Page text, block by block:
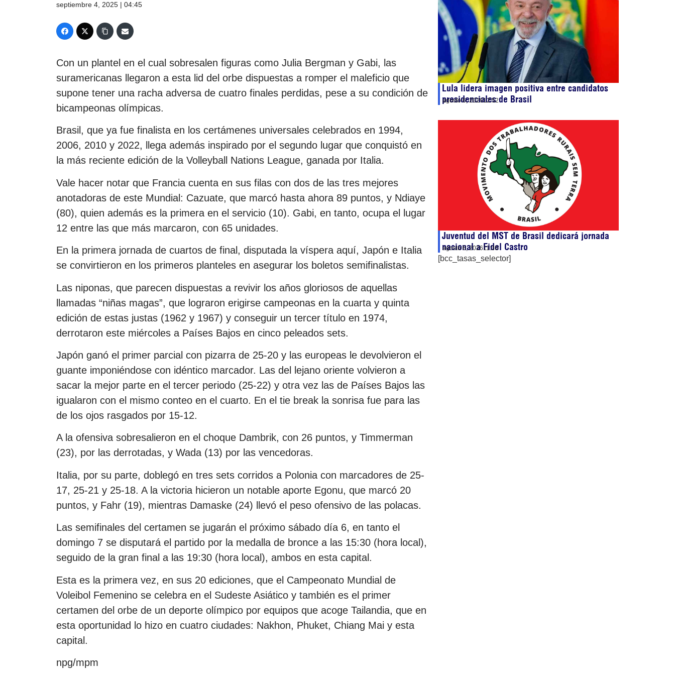
septiembre 4, 2025 | 04:45
Con un plantel en el cual sobresalen figuras como Julia Bergman y Gabi, las
suramericanas llegaron a esta lid del orbe dispuestas a romper el maleficio que
supone tener una racha adversa de cuatro finales perdidas, pese a su condición de
bicampeonas olímpicas.
Brasil, que ya fue finalista en los certámenes universales celebrados en 1994,
2006, 2010 y 2022, llega además inspirado por el segundo lugar que conquistó en
la más reciente edición de la Volleyball Nations League, ganada por Italia.
Vale hacer notar que Francia cuenta en sus filas con dos de las tres mejores
anotadoras de este Mundial: Cazuate, que marcó hasta ahora 89 puntos, y Ndiaye
(80), quien además es la primera en el servicio (10). Gabi, en tanto, ocupa el lugar
12 entre las que más marcaron, con 65 unidades.
En la primera jornada de cuartos de final, disputada la víspera aquí, Japón e Italia
se convirtieron en los primeros planteles en asegurar los boletos semifinalistas.
Las niponas, que parecen dispuestas a revivir los años gloriosos de aquellas
llamadas “niñas magas”, que lograron erigirse campeonas en la cuarta y quinta
edición de estas justas (1962 y 1967) y conseguir un tercer título en 1974,
derrotaron este miércoles a Países Bajos en cinco peleados sets.
Japón ganó el primer parcial con pizarra de 25-20 y las europeas le devolvieron el
guante imponiéndose con idéntico marcador. Las del lejano oriente volvieron a
sacar la mejor parte en el tercer periodo (25-22) y otra vez las de Países Bajos las
igualaron con el mismo conteo en el cuarto. En el tie break la sonrisa fue para las
de los ojos rasgados por 15-12.
A la ofensiva sobresalieron en el choque Dambrik, con 26 puntos, y Timmerman
(23), por las derrotadas, y Wada (13) por las vencedoras.
Italia, por su parte, doblegó en tres sets corridos a Polonia con marcadores de 25-
17, 25-21 y 25-18. A la victoria hicieron un notable aporte Egonu, que marcó 20
puntos, y Fahr (19), mientras Damaske (24) llevó el peso ofensivo de las polacas.
Las semifinales del certamen se jugarán el próximo sábado día 6, en tanto el
domingo 7 se disputará el partido por la medalla de bronce a las 15:30 (hora local),
seguido de la gran final a las 19:30 (hora local), ambos en esta capital.
Esta es la primera vez, en sus 20 ediciones, que el Campeonato Mundial de
Voleibol Femenino se celebra en el Sudeste Asiático y también es el primer
certamen del orbe de un deporte olímpico por equipos que acoge Tailandia, que en
esta oportunidad lo hizo en cuatro ciudades: Nakhon, Phuket, Chiang Mai y esta
capital.
npg/mpm
Lula lidera imagen positiva entre candidatos
presidenciales de Brasil
agosto 6, 202612:52
Juventud del MST de Brasil dedicará jornada
nacional a Fidel Castro
agosto 6, 202611:30
[bcc_tasas_selector]